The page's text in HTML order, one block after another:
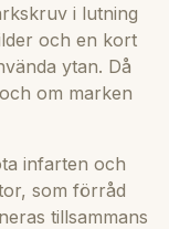
i lutning
och en kort
ytan. Då
om marken
infarten och
som förråd
tillsammans